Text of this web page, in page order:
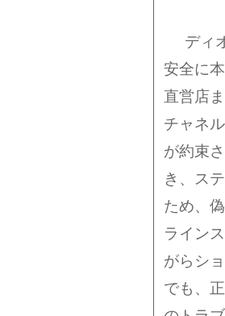
ディ
安全に
直営店
チャネ
が約束
き、ス
ため、
ライン
がらシ
でも、